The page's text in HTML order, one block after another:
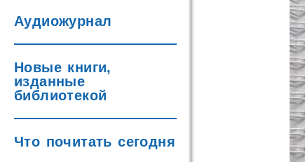
Аудиожурнал
Новые книги,
изданные
библиотекой
Что почитать сегодня